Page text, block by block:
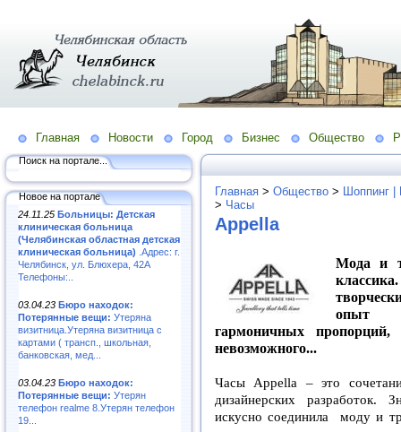
Главная Новости Город Бизнес Общество
Поиск на портале...
Новое на портале
24.11.25 Больницы: Детская
клиническая больница
(Челябинская областная детская
клиническая больница) .Адрес: г.
Челябинск, ул. Блюхера, 42А
Телефоны:..
03.04.23 Бюро находок:
Потерянные вещи: Утеряна
визитница.Утеряна визитница с
картами ( трансп., школьная,
банковская, мед...
03.04.23 Бюро находок:
Потерянные вещи: Утерян
телефон realme 8.Утерян телефон
19...
Главная > Общество > Шоппинг |
> Часы
Appella
Мода и
опыт
гармоничных
невозможного...
Часы Appella – это
дизайнерских разработок.
искусно соединила
моду и